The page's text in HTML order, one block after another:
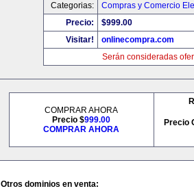
Categorias:
Compras y Comercio
Precio:
$999.00
Visitar!
onlinecompra.com
Serán consideradas
COMPRAR AHORA
Precio $999.00
COMPRAR AHORA
Precio
Otros dominios en venta: